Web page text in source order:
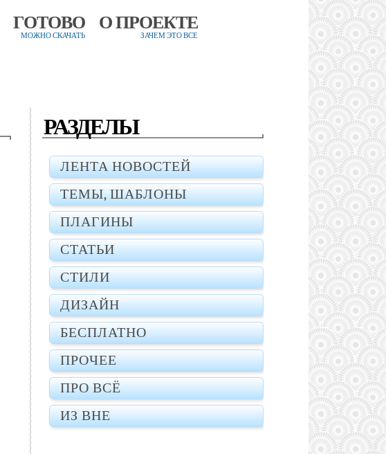
ГОТОВО
МОЖНО СКАЧАТЬ
О ПРОЕКТЕ
ЗАЧЕМ ЭТО ВСЕ
РАЗДЕЛЫ
ЛЕНТА НОВОСТЕЙ
ТЕМЫ, ШАБЛОНЫ
ПЛАГИНЫ
СТАТЬИ
СТИЛИ
ДИЗАЙН
БЕСПЛАТНО
ПРОЧЕЕ
ПРО ВСЁ
ИЗ ВНЕ